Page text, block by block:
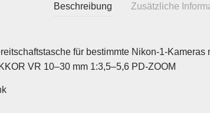
Beschreibung Zusätzliche
für bestimmte Nikon-1-
VR 10–30 mm 1:3,5–5,6 PD-ZOOM